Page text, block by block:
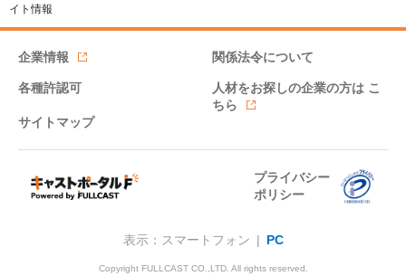
イト情報
企業情報 関係法令について
各種許認可 人材をお探しの企業の方は こ
ちら
サイトマップ
プライバシー
ポリシー
表示：スマートフォン | PC
Copyright FULLCAST CO.,LTD. All rights reserved.